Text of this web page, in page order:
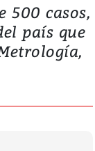
500 casos,
país que